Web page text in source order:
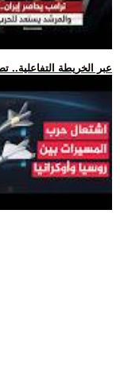
.. عبر الخريطة